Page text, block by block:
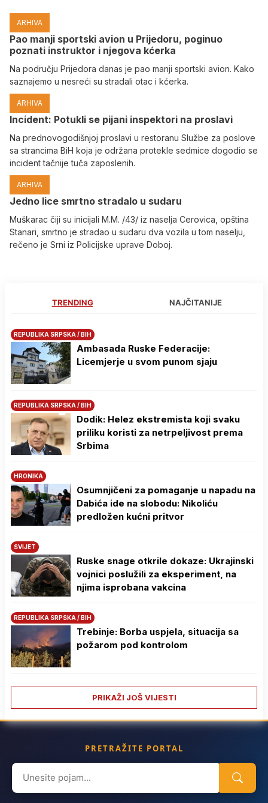
ARHIVA
Pao manji sportski avion u Prijedoru, poginuo
poznati instruktor i njegova kćerka
Na području Prijedora danas je pao manji sportski avion. Kako
saznajemo u nesreći su stradali otac i kćerka.
ARHIVA
Incident: Potukli se pijani inspektori na proslavi
Na prednovogodišnjoj proslavi u restoranu Službe za poslove
sa strancima BiH koja je održana protekle sedmice dogodio se
incident tačnije tuča zaposlenih.
ARHIVA
Јedno lice smrtno stradalo u sudaru
Muškarac čiji su inicijali M.M. /43/ iz naselja Cerovica, opština
Stanari, smrtno je stradao u sudaru dva vozila u tom naselju,
rečeno je Srni iz Policijske uprave Doboj.
TRENDING NAJČITANIJE
REPUBLIKA SRPSKA / BIH
Ambasada Ruske Federacije:
Licemjerje u svom punom sjaju
REPUBLIKA SRPSKA / BIH
Dodik: Helez ekstremista koji svaku
priliku koristi za netrpeljivost prema
Srbima
HRONIKA
Osumnjičeni za pomaganje u napadu na
Dabića ide na slobodu: Nikoliću
predložen kućni pritvor
SVIJET
Ruske snage otkrile dokaze: Ukrajinski
vojnici poslužili za eksperiment, na
njima isprobana vakcina
REPUBLIKA SRPSKA / BIH
Trebinje: Borba uspjela, situacija sa
požarom pod kontrolom
PRIKAŽI JOŠ VIJESTI
PRETRAŽITE PORTAL
Search
for: